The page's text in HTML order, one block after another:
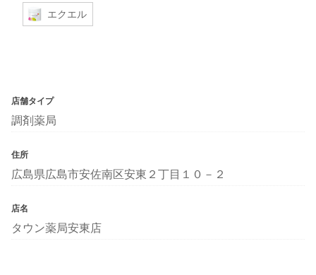
エクエル
店舗タイプ
調剤薬局
住所
広島県広島市安佐南区安東２丁目１０－２
店名
タウン薬局安東店